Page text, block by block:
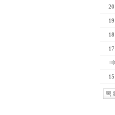
20
19
18
17
15